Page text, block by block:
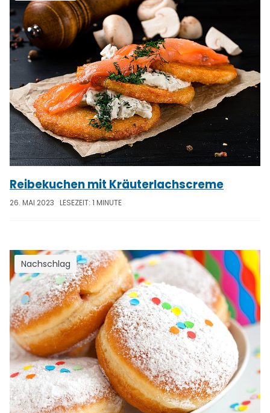
Reibekuchen mit Kräuterlachscreme
26. MAI 2023 LESEZEIT: 1 MINUTE
Nachschlag